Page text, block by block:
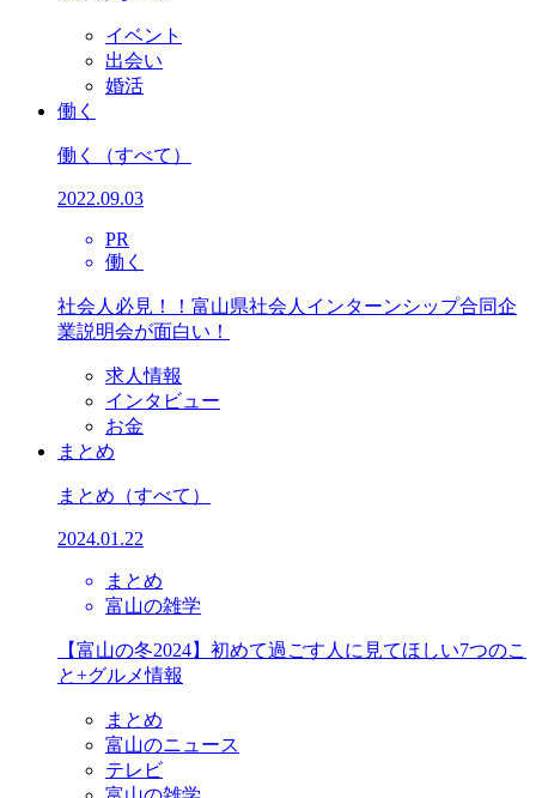
イベント
出会い
婚活
働く
働く （すべて）
2022.09.03
PR
働く
社会人必見！！富山県社会人インターンシップ合同企
業説明会が面白い！
求人情報
インタビュー
お金
まとめ
まとめ （すべて）
2024.01.22
まとめ
富山の雑学
【富山の冬2024】初めて過ごす人に見てほしい7つのこ
と+グルメ情報
まとめ
富山のニュース
テレビ